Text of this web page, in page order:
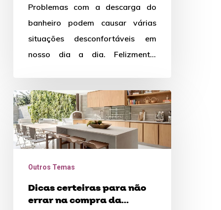
Problemas com a descarga do
banheiro podem causar várias
situações desconfortáveis em
nosso dia a dia. Felizmente,
Dicas
certeiras
para
não
compra
Outros Temas
Dicas certeiras para não
errar na compra da